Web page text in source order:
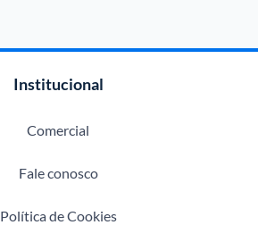
Institucional
Comercial
Fale conosco
Política de Cookies